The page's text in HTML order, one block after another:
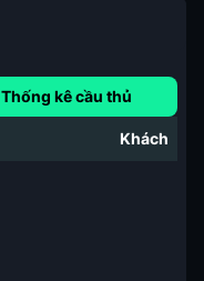
Thống kê cầu thủ
Khách